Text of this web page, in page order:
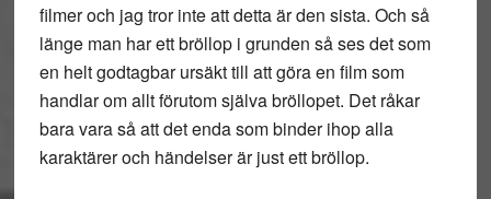
filmer och jag tror inte att detta är den sista. Och så
länge man har ett bröllop i grunden så ses det som
en helt godtagbar ursäkt till att göra en film som
handlar om allt förutom själva bröllopet. Det råkar
bara vara så att det enda som binder ihop alla
karaktärer och händelser är just ett bröllop.